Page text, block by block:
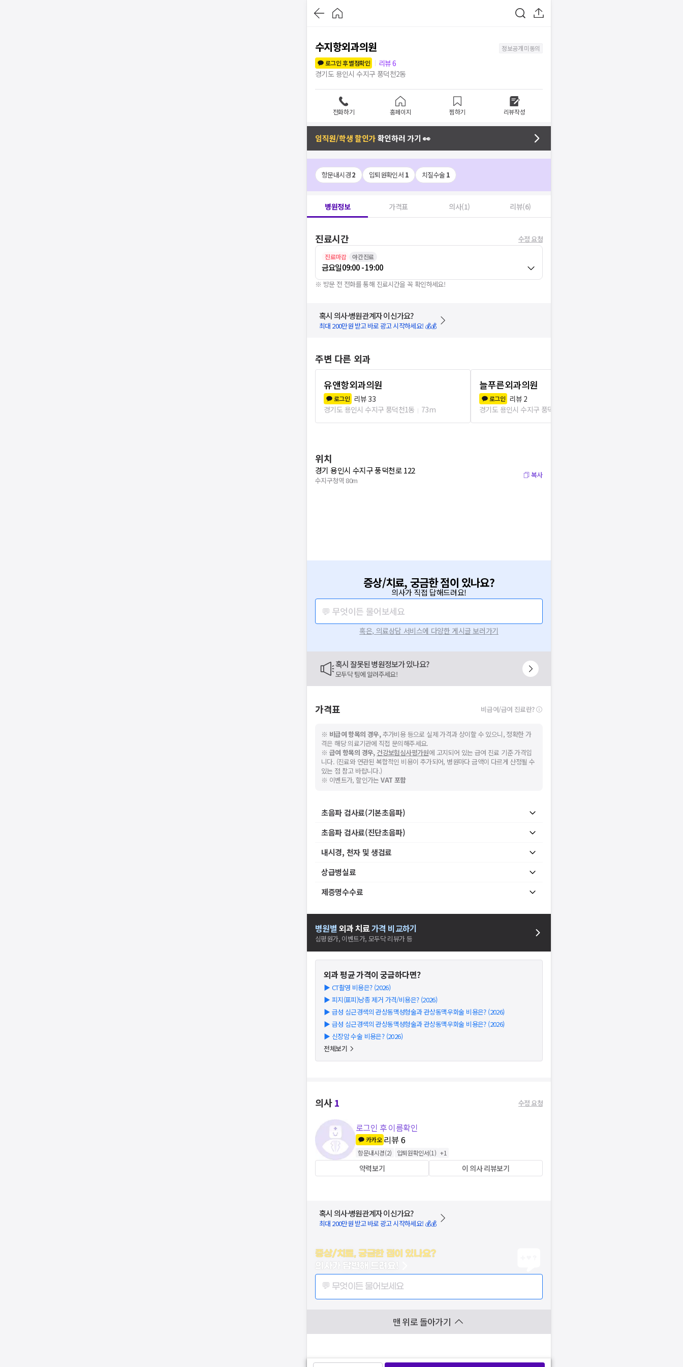
수지항외과의원
정보공개 미동의
로그인 후 별점확인
리뷰6
경기도 용인시 수지구 풍덕천2동
전화하기 홈페이지 찜하기 리뷰작성
임직원/학생 할인가확인하러 가기 👀
항문내시경2 입퇴원확인서 1 치질수술 1
병원정보 가격표 의사(1) 리뷰(6)
진료시간 수정 요청
진료마감 야간진료
금요일09:00 - 19:00
※ 방문 전 전화를 통해 진료시간을 꼭 확인하세요!
혹시 의사·병원관계자 이신가요?
최대 200만원 받고 바로 광고 시작하세요! 💰💰
주변 다른 외과
유앤항외과의원
로그인 리뷰 33
경기도 용인시 수지구 풍덕천1동
73m
늘푸른외과의원
로그인 리뷰 2
경기도 용인시 수지구 풍덕천1동
위치
경기 용인시 수지구 풍덕천로 122
수지구청역 80m
복사
증상/치료, 궁금한 점이 있나요?
의사가 직접 답해드려요!
💬 무엇이든 물어보세요
혹은, 의료상담 서비스에 다양한 게시글 보러가기
혹시 잘못된 병원정보가 있나요?
모두닥 팀에 알려주세요!
가격표 비급여/급여 진료란?
※ 비급여 항목의 경우,추가비용 등으로 실제 가격과 상이할 수 있으니, 정확한 가
격은 해당 의료기관에 직접 문의해주세요.
※ 급여 항목의 경우, 건강보험심사평가원에 고지되어 있는 급여 진료 기준 가격입
니다. (진료와 연관된 복합적인 비용이 추가되어, 병원마다 금액이 다르게 산정될 수
있는 점 참고 바랍니다.)
※ 이벤트가, 할인가는VAT 포함
초음파 검사료(기본초음파)
초음파 검사료(진단초음파)
내시경, 천자 및 생검료
상급병실료
제증명수수료
병원별 외과치료가격 비교하기
심평원가, 이벤트가, 모두닥 리뷰가 등
외과평균 가격이 궁금하다면?
▶ CT촬영 비용은? (2026)
▶ 피지(표피)낭종 제거 가격/비용은? (2026)
▶ 급성 심근경색의 관상동맥성형술과 관상동맥우회술 비용은? (2026)
▶ 급성 심근경색의 관상동맥성형술과 관상동맥우회술 비용은? (2026)
▶ 신장암 수술 비용은? (2026)
전체보기
의사1 수정 요청
로그인 후 이름확인
카카오 리뷰6
항문내시경(2) 입퇴원확인서(1) +1
약력보기 이 의사 리뷰보기
혹시 의사·병원관계자 이신가요?
최대 200만원 받고 바로 광고 시작하세요! 💰💰
증상/치료, 궁금한 점이 있나요?
의사가 답변해 드려요!
💬 무엇이든 물어보세요
맨 위로 돌아가기
요청하신 작업을 처리하지 못했습니다.
확인